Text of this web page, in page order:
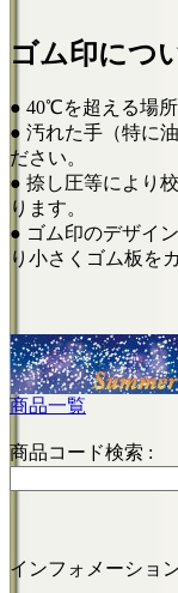
ゴム印につ
● 40℃を超える場所
● 汚れた手（特に
ださい。
● 捺し圧等により
ります。
● ゴム印のデザイ
り小さくゴム板を
商品一覧
商品コード検索 :
インフォメーショ